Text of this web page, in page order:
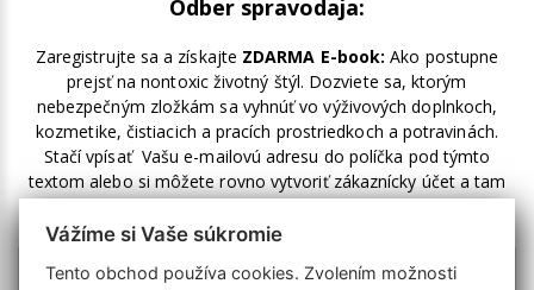
Odber spravodaja:
Zaregistrujte sa a získajte ZDARMA E-book: Ako postupne
prejsť na nontoxic životný štýl. Dozviete sa, ktorým
nebezpečným zložkám sa vyhnúť vo výživových doplnkoch,
kozmetike, čistiacich a pracích prostriedkoch a potravinách.
Stačí vpísať Vašu e-mailovú adresu do políčka pod týmto
textom alebo si môžete rovno vytvoriť zákaznícky účet a tam
zakliknúť odber noviniek.
Vážíme si Vaše súkromie
Tento obchod používa cookies. Zvolením možnosti